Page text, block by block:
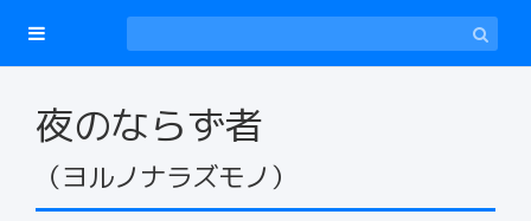
夜のならず者
（ヨルノナラズモノ）